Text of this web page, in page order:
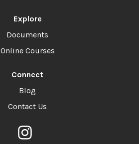
Explore
Documents
Online Courses
Connect
Blog
Contact Us